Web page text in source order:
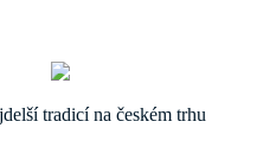
tradicí na českém trhu